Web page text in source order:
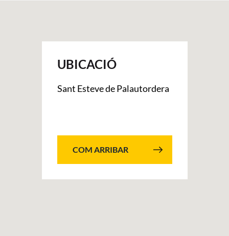
UBICACIÓ
Sant Esteve de Palautordera
COM ARRIBAR